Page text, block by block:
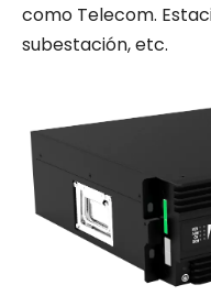
como Telecom.
subestación, etc.